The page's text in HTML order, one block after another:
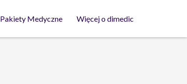
Pakiety Medyczne Więcej o dimedic